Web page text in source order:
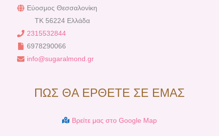
Εύοσμος Θεσσαλονίκη
TK 56224 Ελλάδα
2315532844
6978290066
info@sugaralmond.gr
ΠΩΣ ΘΑ ΕΡΘΕΤΕ ΣΕ ΕΜΑΣ
Βρείτε μας στο Google Map